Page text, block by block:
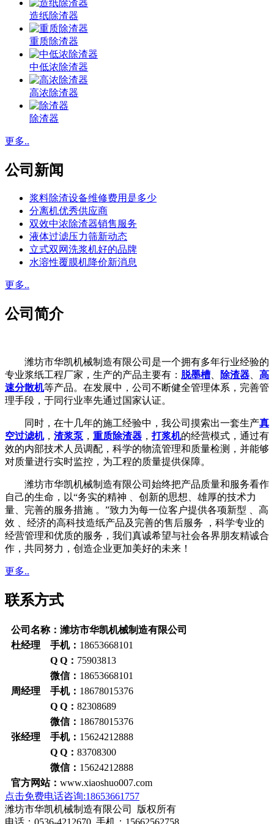
造纸除渣器
重质除渣器
中低浓除渣器
高浓除渣器
除渣器
更多..
公司新闻
浆料除渣设备维修费用是多少
分离机优秀供应商
双效中浓除渣器销售服务
液体过滤压力筛新动态
立式双网洗浆机好的品牌
水溶性覆膜机降价新消息
更多..
公司简介
潍坊市华凯机械制造有限公司是一个拥有多年行业经验的
专业浆纸工程厂家，生产的产品主要有： 脱墨槽、 除渣器、 高
速分散机等产品。在发展中，公司不断健全管理体系，完善管
理手段，于同行业率先通过国家认证。
同时，在十几年的施工经验中，我公司摸索出一套生产真
空过滤机， 渣浆泵 ， 重质除渣器 ，打浆机的经营模式，通过有
效的内部技术人员调配，科学的物流管理和质量检测，并能够
对质量进行实时监控，为工程的质量提供保障。
潍坊市华凯机械制造有限公司始终把产品质量和服务看作
自己的生命，以“务实的精神 、创新的思想、雄厚的技术力
量、完善的服务措施 。”致力为每一位客户提供各项新型 、高
效 、经济的高科技造纸产品及完善的售后服务 ，科学专业的
经营管理和优质的服务，我们真诚希望与社会各界朋友精诚合
作，共同努力，创造企业更加美好的未来！
更多..
联系方式
公司名称：潍坊市华凯机械制造有限公司
杜经理 手机： 18653668101
Q Q： 75903813
微信： 18653668101
周经理 手机： 18678015376
Q Q： 82308689
微信： 18678015376
张经理 手机： 15624212888
Q Q： 83708300
微信： 15624212888
官方网站： www.xiaoshuo007.com
点击免费电话咨询:18653661757
潍坊市华凯机械制造有限公司 版权所有